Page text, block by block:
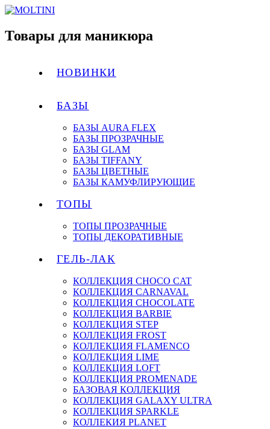
Товары для маникюра
НОВИНКИ
БАЗЫ
БАЗЫ AURA FLEX
БАЗЫ ПРОЗРАЧНЫЕ
БАЗЫ GLAM
БАЗЫ TIFFANY
БАЗЫ ЦВЕТНЫЕ
БАЗЫ КАМУФЛИРУЮЩИЕ
ТОПЫ
ТОПЫ ПРОЗРАЧНЫЕ
ТОПЫ ДЕКОРАТИВНЫЕ
ГЕЛЬ-ЛАК
КОЛЛЕКЦИЯ CHOCO CAT
КОЛЛЕКЦИЯ CARNAVAL
КОЛЛЕКЦИЯ CHOCOLATE
КОЛЛЕКЦИЯ BARBIE
КОЛЛЕКЦИЯ STEP
КОЛЛЕКЦИЯ FROST
КОЛЛЕКЦИЯ FLAMENCO
КОЛЛЕКЦИЯ LIME
КОЛЛЕКЦИЯ LOFT
КОЛЛЕКЦИЯ PROMENADE
БАЗОВАЯ КОЛЛЕКЦИЯ
КОЛЛЕКЦИЯ GALAXY ULTRA
КОЛЛЕКЦИЯ SPARKLE
КОЛЛЕКИЯ PLANET